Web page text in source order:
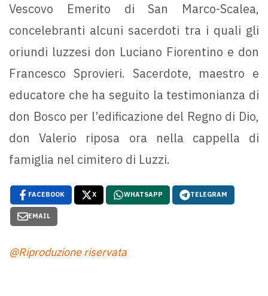
Vescovo Emerito di San Marco-Scalea,
concelebranti alcuni sacerdoti tra i quali gli
oriundi luzzesi don Luciano Fiorentino e don
Francesco Sprovieri. Sacerdote, maestro e
educatore che ha seguito la testimonianza di
don Bosco per l’edificazione del Regno di Dio,
don Valerio riposa ora nella cappella di
famiglia nel cimitero di Luzzi.
FACEBOOK X WHATSAPP TELEGRAM
EMAIL
@Riproduzione riservata